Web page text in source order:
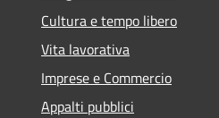
Cultura e tempo libero
Vita lavorativa
Imprese e Commercio
Appalti pubblici